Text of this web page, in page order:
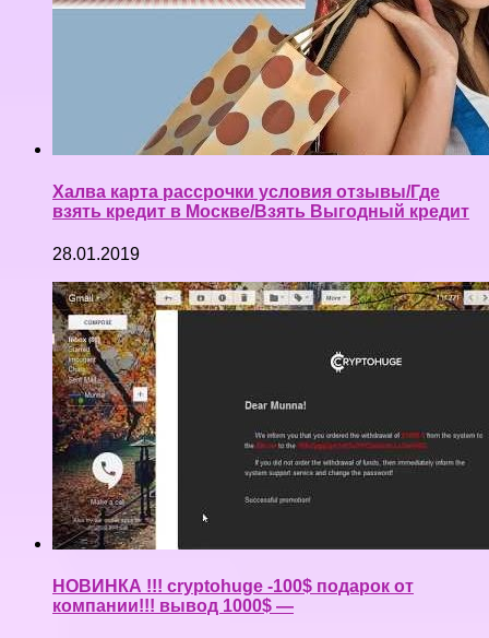
Халва карта рассрочки условия отзывы/Где
взять кредит в Москве/Взять Выгодный кредит
28.01.2019
НОВИНКА !!! cryptohuge -100$ подарок от
компании!!! вывод 1000$ —